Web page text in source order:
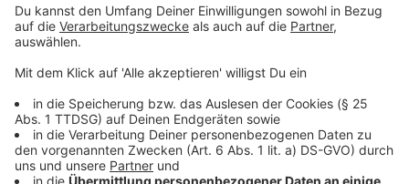
Die neue Single "Take This Heart" hier hören
Anzeige
Wir benötigen Ihre
Zustimmung, um den YouTube
Video-Service zu laden!